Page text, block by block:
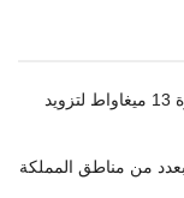
المغرب يطلق مشروع محطة شمسية عائمة بقدرة 13 ميغاواط لتزويد